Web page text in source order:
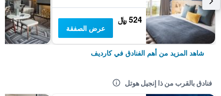
524 ﷼
عرض الصفقة
شاهد المزيد من أهم الفنادق في كارديف
فنادق بالقرب من ذا إنجيل هوتل